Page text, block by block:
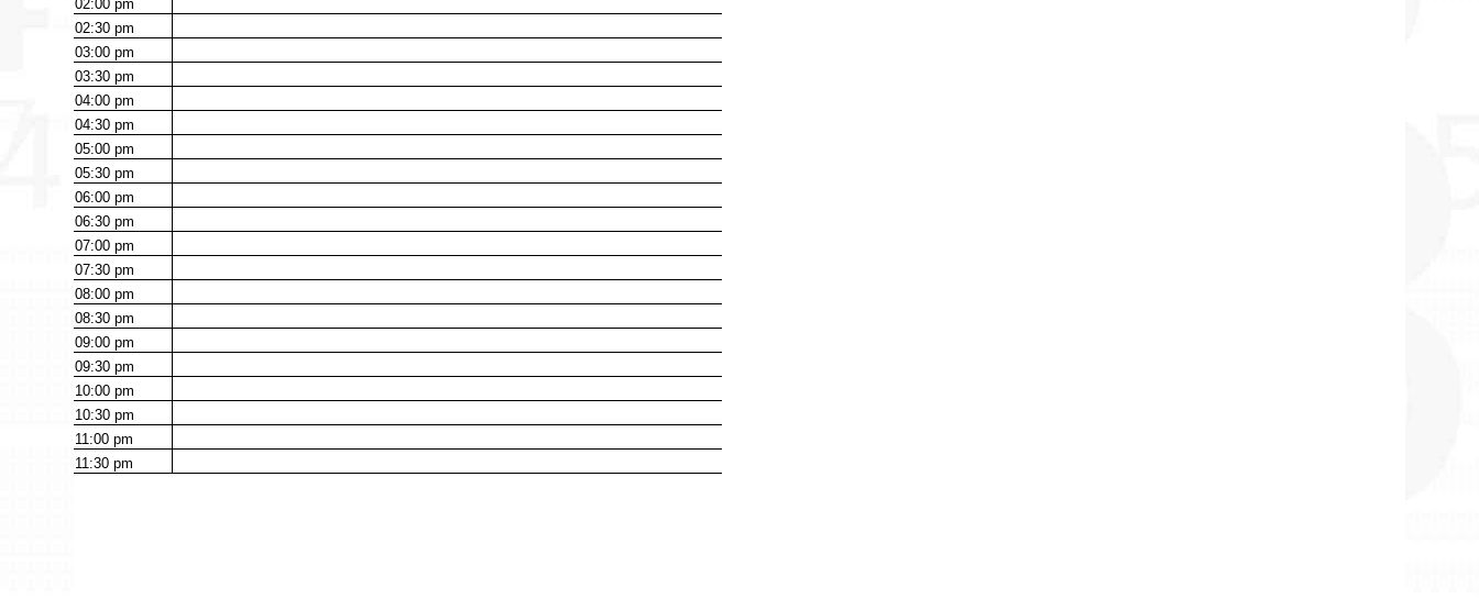
02:00pm
02:30pm
03:00pm
03:30pm
04:00pm
04:30pm
05:00pm
05:30pm
06:00pm
06:30pm
07:00pm
07:30pm
08:00pm
08:30pm
09:00pm
09:30pm
10:00pm
10:30pm
11:00pm
11:30pm